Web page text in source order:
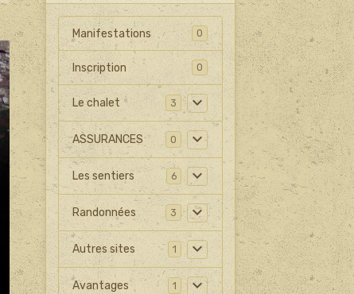
Manifestations 0
Inscription 0
Le chalet 3
ASSURANCES 0
Les sentiers 6
Randonnées 3
Autres sites 1
Avantages 1